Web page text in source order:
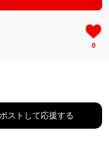
0
ポストして応援する